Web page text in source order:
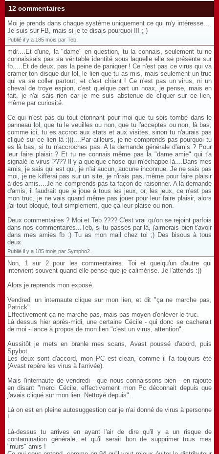
12 commentaires
Moi je prends dans chaque système uniquement ce qui m'y intéresse...
Je suis sur FB, mais si je te disais pourquoi !!! ;-)
Publié il y a 185 mois par Teb.
mdr....Et d'une, la "dame" en question, tu la connais, seulement tu ne
connaissais pas sa véritable identité sous laquelle elle se présente sur
fb.....Et de deux, pas la peine de paniquer ! Ce n'est pas ce virus qui va
cramer ton disque dur lol, le lien que tu as mis, mais seulement un truc
qui va se coller partout, et c'est chiant ! Ce n'est pas un virus, ni un
cheval de troye espion, c'est quelque part un hoax, je pense, mais en
fait, je n'ai sais rien car je me suis abstenue de cliquer sur ce lien,
même par curiosité.
Ce qui n'est pas du tout étonnant pour moi que tu sois tombé dans le
panneau lol, que tu le veuilles ou non, que tu l'acceptes ou non, là bas,
comme ici, tu es accroc aux stats et aux visites, sinon tu n'aurais pas
cliqué sur ce lien là :)))....Par ailleurs, je ne comprends pas pourquoi tu
es là bas, si tu n'accroches pas. A la demande générale d'amis ? Pour
leur faire plaisir ? Et tu ne connais même pas la "dame amie" qui t'a
signalé le virus ???? Il y a quelque chose qui m'échappe là....Dans mes
amis, je sais qui est qui, je n'ai aucun, aucune inconnue. Je ne sais pas
moi, je ne kifferai pas sur un site, je n'irais pas, même pour faire plaisir
à des amis....Je ne comprends pas ta façon de raisonner. A la demande
d'amis, il faudrait que je joue à tous les jeux, or, les jeux, ce n'est pas
mon truc, je ne vais quand même pas jouer pour leur faire plaisir, alors
j'ai tout bloqué, tout simplement, que ça leur plaise ou non.
Deux commentaires ? Moi et Teb ???? C'est vrai qu'on se rejoint parfois
dans nos commentaires...Teb, si tu passes par là, j'aimerais bien t'avoir
dans mes amies fb :) Tu as mon mail chez toi ;) Des bisous à tous
deux
Publié il y a 185 mois par Sympho2.
Non, 1 sur 2 pour les commentaires. Toi et quelqu'un d'autre qui
intervient souvent quand elle pense que je calimérise. Je l'attends :))
Alors je reprends mon exposé.
Vendredi un internaute clique sur mon lien, et dit "ça ne marche pas,
Patrick".
Effectivement ça ne marche pas, mais pas moyen d'enlever le truc.
Là dessus hier après-midi, une certaine Cécile - qui donc se cacherait
de moi - lance à propos de mon lien "c'est un virus, attention".
Aussitôt je mets en branle mes scans, Avast poussé d'abord, puis
Spybot.
Les deux sont d'accord, mon PC est clean, comme il l'a toujours été
(Avast repère les virus à l'arrivée).
Mais l'internaute de vendredi - que nous connaissons bien - en rajoute
en disant "merci Cécile, effectivement mon Pc déconnait depuis que
j'avais cliqué sur mon lien. Nettoyé depuis".
Là on est en pleine autosuggestion car je n'ai donné de virus à personne
!
Là-dessus tu arrives en ayant l'air de dire qu'il y a un risque de
contamination générale, et qu'il serait bon de supprimer tous mes
"murs" amis !